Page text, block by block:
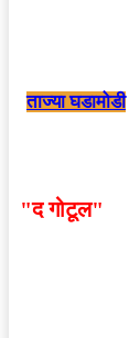
ताज्या घडामोडी
"द गोटूल"